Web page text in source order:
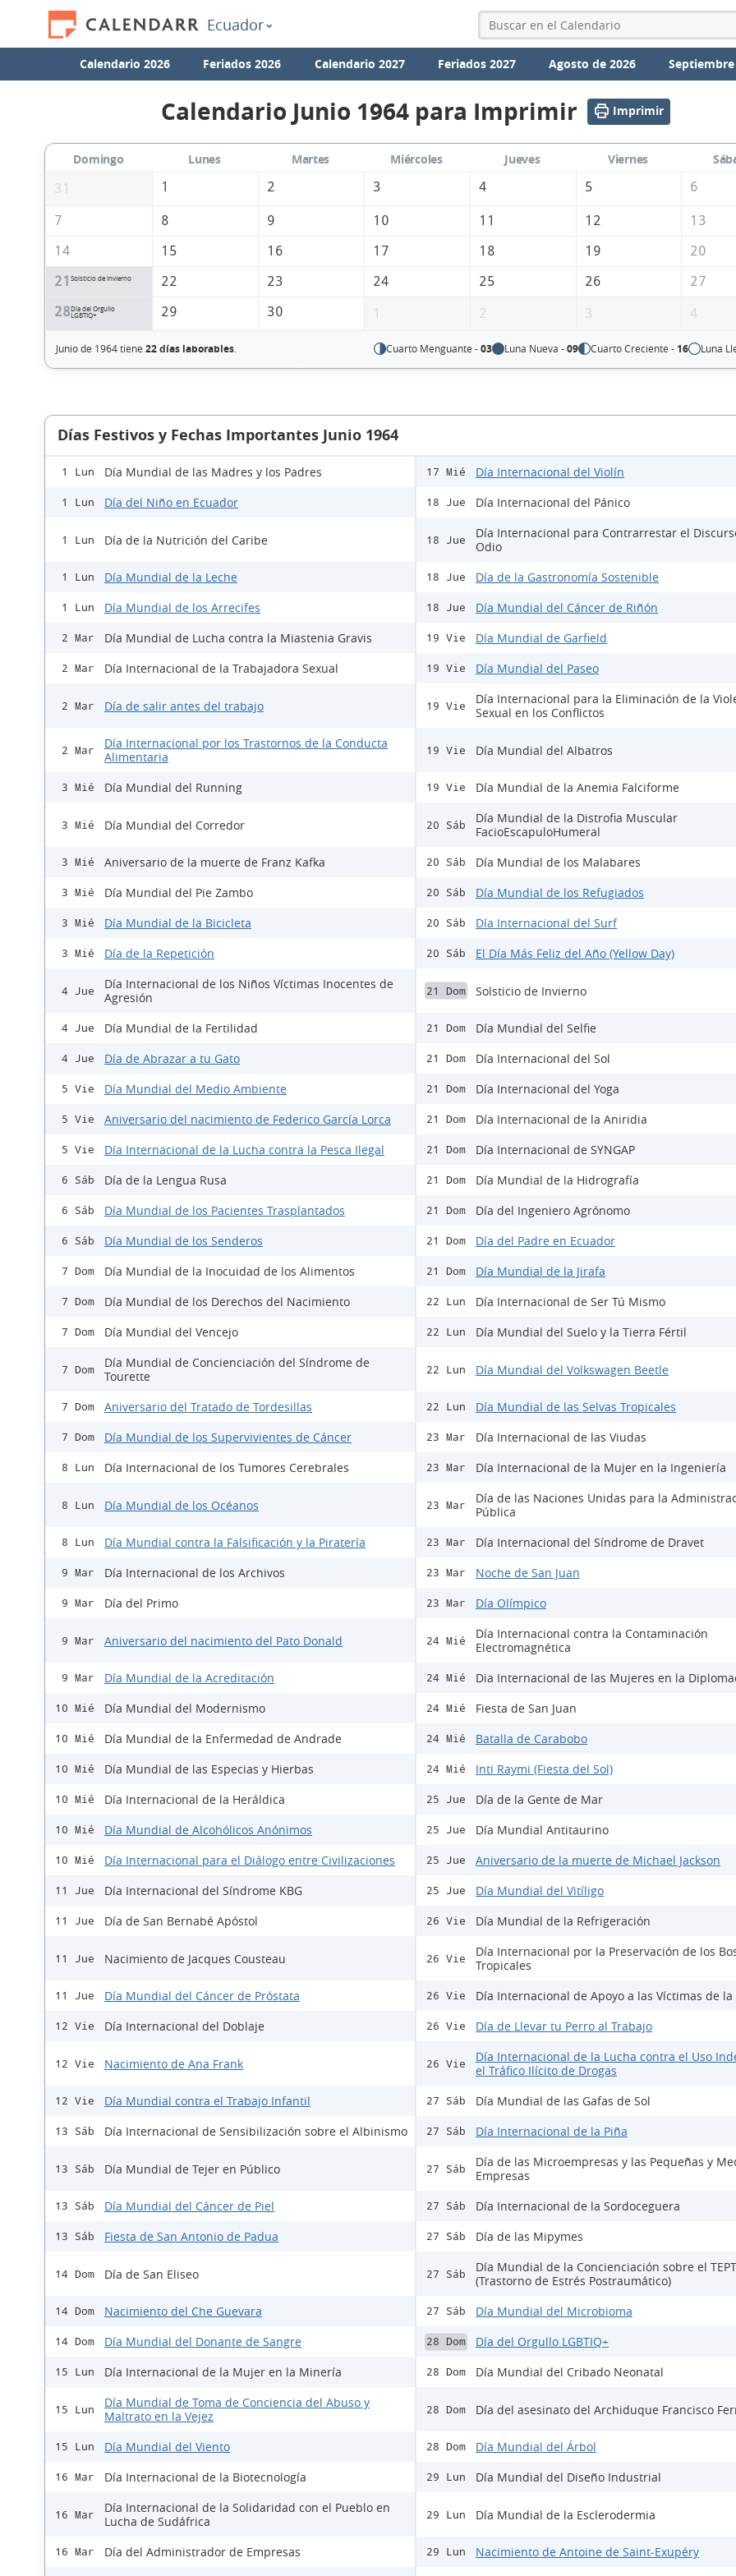
Ecuador
Calendario 2026 Feriados 2026 Calendario 2027 Feriados 2027 Agosto de 2026
Calendario Junio 1964 para Imprimir Imprimir
Domingo Lunes Martes Miércoles Jueves Viernes
31
1 2 3 4 5 6
7 8 9 10 11 12
13
14
15 16 17 18 19
20
21 Solsticio de Invierno 22 23 24 25 26
27
28Día del Orgullo
LGBTIQ+
29 30 1 2 3 4
Junio de 1964 tiene 22 días laborables. Cuarto Menguante -03 Luna Nueva -09 Cuarto Creciente - 16 Luna
Días Festivos y Fechas Importantes Junio 1964
1 Lun Día Mundial de las Madres y los Padres
1 Lun Día del Niño en Ecuador
1 Lun Día de la Nutrición del Caribe
1 Lun Día Mundial de la Leche
1 Lun Día Mundial de los Arrecifes
2 Mar Día Mundial de Lucha contra la Miastenia Gravis
2 Mar Día Internacional de la Trabajadora Sexual
2 Mar Día de salir antes del trabajo
2 Mar
Día Internacional por los Trastornos de la Conducta
Alimentaria
3 Mié Día Mundial del Running
3 Mié Día Mundial del Corredor
3 Mié Aniversario de la muerte de Franz Kafka
3 Mié Día Mundial del Pie Zambo
3 Mié Día Mundial de la Bicicleta
3 Mié Día de la Repetición
4 Jue
Día Internacional de los Niños Víctimas Inocentes de
Agresión
4 Jue Día Mundial de la Fertilidad
4 Jue Día de Abrazar a tu Gato
5 Vie Día Mundial del Medio Ambiente
5 Vie Aniversario del nacimiento de Federico García Lorca
5 Vie Día Internacional de la Lucha contra la Pesca Ilegal
6 Sáb Día de la Lengua Rusa
6 Sáb Día Mundial de los Pacientes Trasplantados
6 Sáb Día Mundial de los Senderos
7 Dom Día Mundial de la Inocuidad de los Alimentos
7 Dom Día Mundial de los Derechos del Nacimiento
7 Dom Día Mundial del Vencejo
7 Dom
Día Mundial de Concienciación del Síndrome de
Tourette
7 Dom Aniversario del Tratado de Tordesillas
7 Dom Día Mundial de los Supervivientes de Cáncer
8 Lun Día Internacional de los Tumores Cerebrales
8 Lun Día Mundial de los Océanos
8 Lun Día Mundial contra la Falsificación y la Piratería
9 Mar Día Internacional de los Archivos
9 Mar Día del Primo
9 Mar Aniversario del nacimiento del Pato Donald
9 Mar Día Mundial de la Acreditación
10 Mié Día Mundial del Modernismo
10 Mié Día Mundial de la Enfermedad de Andrade
10 Mié Día Mundial de las Especias y Hierbas
10 Mié Día Internacional de la Heráldica
10 Mié Día Mundial de Alcohólicos Anónimos
10 Mié Día Internacional para el Diálogo entre Civilizaciones
11 Jue Día Internacional del Síndrome KBG
11 Jue Día de San Bernabé Apóstol
11 Jue Nacimiento de Jacques Cousteau
11 Jue Día Mundial del Cáncer de Próstata
12 Vie Día Internacional del Doblaje
12 Vie Nacimiento de Ana Frank
12 Vie Día Mundial contra el Trabajo Infantil
13 Sáb Día Internacional de Sensibilización sobre el Albinismo
13 Sáb Día Mundial de Tejer en Público
13 Sáb Día Mundial del Cáncer de Piel
13 Sáb Fiesta de San Antonio de Padua
14 Dom Día de San Eliseo
14 Dom Nacimiento del Che Guevara
14 Dom Día Mundial del Donante de Sangre
15 Lun Día Internacional de la Mujer en la Minería
15 Lun
Día Mundial de Toma de Conciencia del Abuso y
Maltrato en la Vejez
15 Lun Día Mundial del Viento
16 Mar Día Internacional de la Biotecnología
16 Mar
Día Internacional de la Solidaridad con el Pueblo en
Lucha de Sudáfrica
16 Mar
Día del Administrador de Empresas
17 Mié Día Internacional del Violín
18 Jue Día Internacional del Pánico
18 Jue
Día Internacional para Contrarrestar el
Odio
18 Jue Día de la Gastronomía Sostenible
18 Jue Día Mundial del Cáncer de Riñón
19 Vie Día Mundial de Garfield
19 Vie Día Mundial del Paseo
19 Vie
Día Internacional para la Eliminación de la
Sexual en los Conflictos
19 Vie Día Mundial del Albatros
19 Vie Día Mundial de la Anemia Falciforme
20 Sáb
Día Mundial de la Distrofia Muscular
FacioEscapuloHumeral
20 Sáb Día Mundial de los Malabares
20 Sáb Día Mundial de los Refugiados
20 Sáb Día Internacional del Surf
20 Sáb El Día Más Feliz del Año (Yellow Day)
21 Dom Solsticio de Invierno
21 Dom Día Mundial del Selfie
21 Dom Día Internacional del Sol
21 Dom Día Internacional del Yoga
21 Dom Día Internacional de la Aniridia
21 Dom Día Internacional de SYNGAP
21 Dom Día Mundial de la Hidrografía
21 Dom Día del Ingeniero Agrónomo
21 Dom Día del Padre en Ecuador
21 Dom Día Mundial de la Jirafa
22 Lun Día Internacional de Ser Tú Mismo
22 Lun Día Mundial del Suelo y la Tierra Fértil
22 Lun Día Mundial del Volkswagen Beetle
22 Lun Día Mundial de las Selvas Tropicales
23 Mar Día Internacional de las Viudas
23 Mar Día Internacional de la Mujer en la Ingeniería
23 Mar
Día de las Naciones Unidas para la
Pública
23 Mar Día Internacional del Síndrome de Dravet
23 Mar Noche de San Juan
23 Mar Día Olímpico
24 Mié
Día Internacional contra la Contaminación
Electromagnética
24 Mié Dia Internacional de las Mujeres en la
24 Mié Fiesta de San Juan
24 Mié Batalla de Carabobo
24 Mié Inti Raymi (Fiesta del Sol)
25 Jue Día de la Gente de Mar
25 Jue Día Mundial Antitaurino
25 Jue Aniversario de la muerte de Michael Jackson
25 Jue Día Mundial del Vitíligo
26 Vie Día Mundial de la Refrigeración
26 Vie
Día Internacional por la Preservación de los
Tropicales
26 Vie Día Internacional de Apoyo a las Víctimas de la
26 Vie Día de Llevar tu Perro al Trabajo
26 Vie
Día Internacional de la Lucha contra el Uso
el Tráfico Ilícito de Drogas
27 Sáb Día Mundial de las Gafas de Sol
27 Sáb Día Internacional de la Piña
27 Sáb
Día de las Microempresas y las Pequeñas y
Empresas
27 Sáb Día Internacional de la Sordoceguera
27 Sáb Día de las Mipymes
27 Sáb
Día Mundial de la Concienciación sobre el TEPT
(Trastorno de Estrés Postraumático)
27 Sáb Día Mundial del Microbioma
28 Dom Día del Orgullo LGBTIQ+
28 Dom Día Mundial del Cribado Neonatal
28 Dom Día del asesinato del Archiduque Francisco
28 Dom Día Mundial del Árbol
29 Lun Día Mundial del Diseño Industrial
29 Lun Día Mundial de la Esclerodermia
29 Lun
Nacimiento de Antoine de Saint-Exupéry